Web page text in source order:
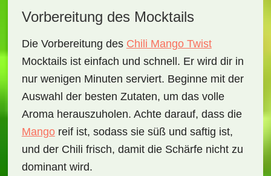
Vorbereitung des Mocktails
Die Vorbereitung des Chili Mango Twist
Mocktailsist einfach und schnell. Er wird dir in
nur wenigen Minuten serviert. Beginne mit der
Auswahl der besten Zutaten, um das volle
Aroma herauszuholen. Achte darauf, dass die
Mangoreif ist, sodass sie süß und saftig ist,
und der Chili frisch, damit die Schärfe nicht zu
dominant wird.